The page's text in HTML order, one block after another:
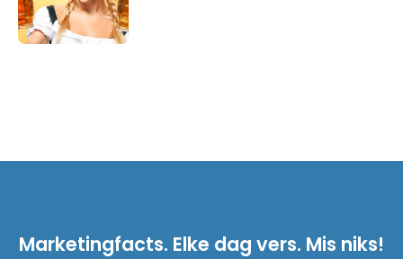
Marketingfacts. Elke dag vers. Mis niks!